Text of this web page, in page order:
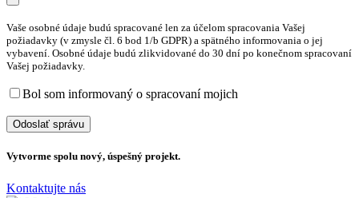
Vaše osobné údaje budú spracované len za účelom spracovania Vašej
požiadavky (v zmysle čl. 6 bod 1/b GDPR) a spätného informovania o jej
vybavení. Osobné údaje budú zlikvidované do 30 dní po konečnom spracovaní
Vašej požiadavky.
Bol som informovaný o spracovaní mojich
Vytvorme spolu nový, úspešný projekt.
Kontaktujte nás